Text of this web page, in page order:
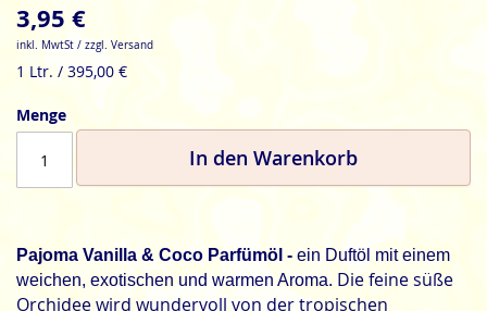
3,95 €
inkl. MwtSt / zzgl. Versand
1 Ltr. / 395,00 €
Menge
In den Warenkorb
Pajoma Vanilla & Coco Parfümöl - ein Duftöl mit einem
weichen, exotischen und warmen Aroma. Die feine süße
Orchidee wird wundervoll von der tropischen